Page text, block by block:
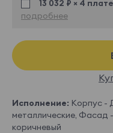
13 032 ₽ × 4
подробнее
Исполнение: Корпус -
металлические,
коричневый